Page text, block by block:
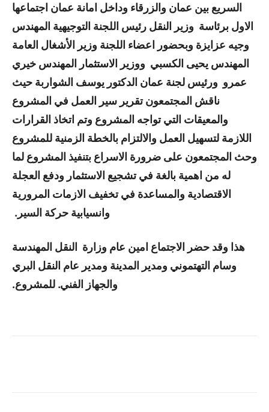
السريع بين عمان والزرقاء وداخل امانة عمان اجتماعها
الاول برئاسة وزير النقل رئيس اللجنة التوجيهية المهندس
وجيه عزايزة وبحضور اعضاء اللجنة وزير الأشغال العامة
المهندس يحيى الكسبي ووزير الاستثمار المهندس خيري
عمرو ورئيس لجنة عمان الدكتور يوسف الشواربة حيث
ناقش المجتمعون تقرير سير العمل في المشروع
والمعيقات التي تواجه المشروع وتم اتخاذ القرارات
اللازمة لتسهيل العمل والالتزام بالخطة الزمنية للمشروع
وحث المجتمعون على ضرورة الاسراع بتنفيذ المشروع لما
له من اهمية بالغة في تشجيع الاستثمار ودفع العجلة
الاقتصادية والمساعدة في تخفيف الازمات المرورية
وانسيابية حركة السير.
هذا وقد حضر الاجتماع امين عام وزارة النقل المهندسة
وسام التهتموني ومدير المدينة ومدير عام النقل البري
والجهاز الفني. للمشروع.